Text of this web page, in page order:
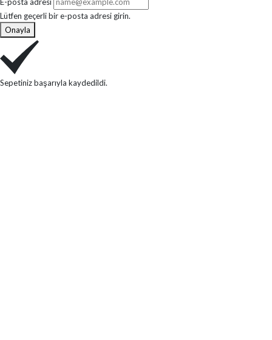
Lütfen geçerli bir e-posta adresi girin.
Onayla
Sepetiniz başarıyla kaydedildi.